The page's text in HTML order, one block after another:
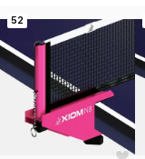
52